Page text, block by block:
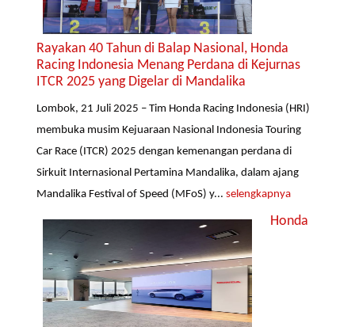
Rayakan 40 Tahun di Balap Nasional, Honda
Racing Indonesia Menang Perdana di Kejurnas
ITCR 2025 yang Digelar di Mandalika
Lombok, 21 Juli 2025 – Tim Honda Racing Indonesia (HRI)
membuka musim Kejuaraan Nasional Indonesia Touring
Car Race (ITCR) 2025 dengan kemenangan perdana di
Sirkuit Internasional Pertamina Mandalika, dalam ajang
Mandalika Festival of Speed (MFoS) y...selengkapnya
Honda